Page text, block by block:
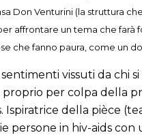
Don Venturini (la struttura
affrontare un tema che farà
che fanno paura, come un
vissuti da chi
per colpa della
Ispiratrice della pièce
persone in hiv-aids con